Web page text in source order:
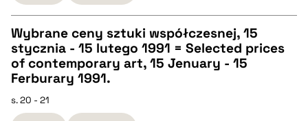
BIBTEX
pobierz cytat
CZYSTY TEKST
pobierz cytat
Wybrane ceny sztuki współczesnej, 15
stycznia - 15 lutego 1991 = Selected prices
of contemporary art, 15 Jenuary - 15
Ferburary 1991.
s. 20 - 21